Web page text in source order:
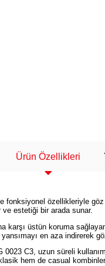
Ürün Özellikleri
fonksiyonel özellikleriyle
estetiği bir arada sunar.
karşı üstün koruma
en aza indirerek
0023 C3, uzun süreli
hem de casual